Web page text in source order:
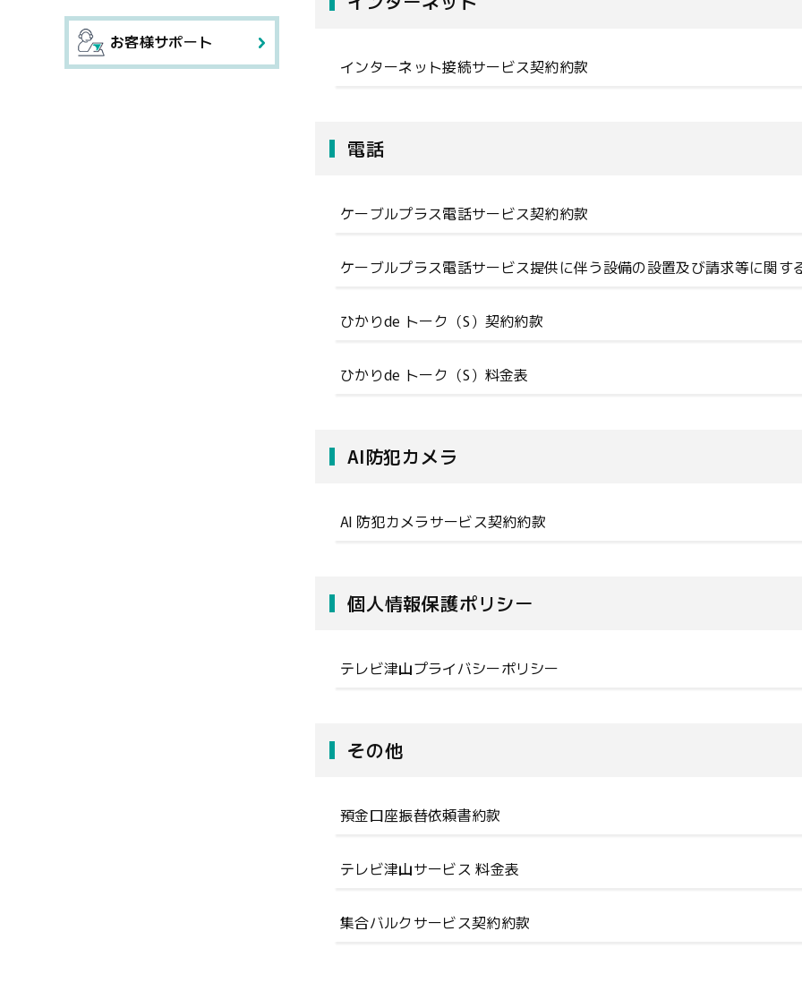
インターネット接続サービス契約約款
電話
ケーブルプラス電話サービス契約約款
ケーブルプラス電話サービス提供に伴う設備の設置及び請求等に関す
ひかりde トーク（S）契約約款
ひかりde トーク（S）料金表
AI防犯カメラ
AI 防犯カメラサービス契約約款
個人情報保護ポリシー
テレビ津山プライバシーポリシー
その他
預金口座振替依頼書約款
テレビ津山サービス 料金表
集合バルクサービス契約約款
お客様サポート